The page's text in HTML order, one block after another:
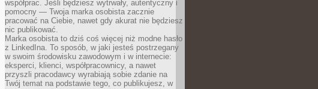
współprac. Jeśli będziesz wytrwały, autentyczny i
pomocny — Twoja marka osobista zacznie
pracować na Ciebie, nawet gdy akurat nie będziesz
nic publikować.
Marka osobista to dziś coś więcej niż modne hasło
z LinkedIna. To sposób, w jaki jesteś postrzegany
w swoim środowisku zawodowym i w internecie:
eksperci, klienci, współpracownicy, a nawet
przyszli pracodawcy wyrabiają sobie zdanie na
Twój temat na podstawie tego, co publikujesz, w